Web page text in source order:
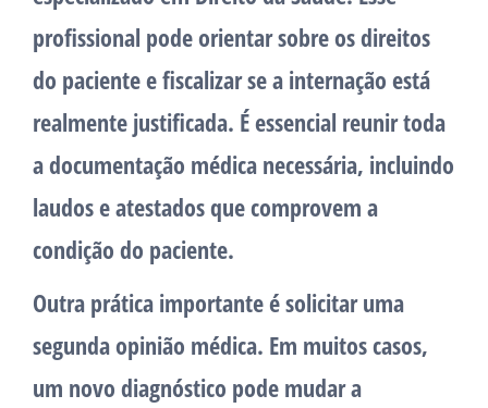
profissional pode orientar sobre os direitos
do paciente e fiscalizar se a internação está
realmente justificada. É essencial reunir toda
a documentação médica necessária, incluindo
laudos e atestados que comprovem a
condição do paciente.
Outra prática importante é solicitar uma
segunda opinião médica. Em muitos casos,
um novo diagnóstico pode mudar a